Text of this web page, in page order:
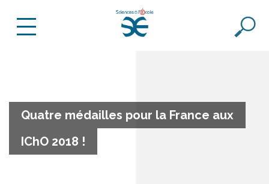
Quatre médailles pour la France aux
IChO 2018 !